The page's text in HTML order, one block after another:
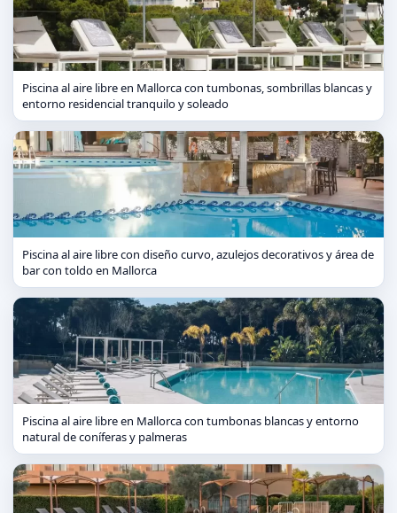
Piscina al aire libre en Mallorca con tumbonas, sombrillas blancas y
entorno residencial tranquilo y soleado
Piscina al aire libre con diseño curvo, azulejos decorativos y área de
bar con toldo en Mallorca
Piscina al aire libre en Mallorca con tumbonas blancas y entorno
natural de coníferas y palmeras